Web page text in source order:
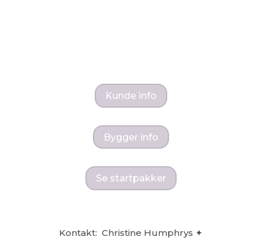
Kunde info
Bygger info
Se startpakker
Kontakt: Christine Humphrys ✦